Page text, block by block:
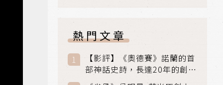
熱門文章
【影評】《奧德賽》諾蘭的首
部神話史詩，長達20年的創傷
與贖罪之旅